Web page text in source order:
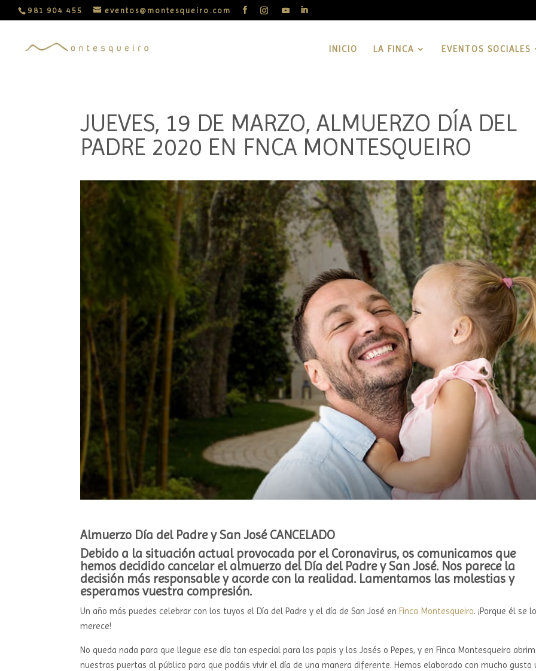
981 904 455 eventos@montesqueiro.com
INICIO LA FINCA EVENTOS SOCIALES
JUEVES, 19 DE MARZO, ALMUERZO DÍA DEL
PADRE 2020 EN FNCA MONTESQUEIRO
Almuerzo Día del Padre y San José CANCELADO
Debido a la situación actual provocada por el Coronavirus, os comunicamos que
hemos decidido cancelar el almuerzo del Día del Padre y San José. Nos parece la
decisión más responsable y acorde con la realidad. Lamentamos las molestias y
esperamos vuestra compresión.
Un año más puedes celebrar con los tuyos el Día del Padre y el día de San José enFinca Montesqueiro. ¡Porque él se
merece!
No queda nada para que llegue ese día tan especial para los papis y los Josés o Pepes, y en Finca Montesqueiro
nuestras puertas al público para que podáis vivir el día de una manera diferente. Hemos elaborado con mucho gusto